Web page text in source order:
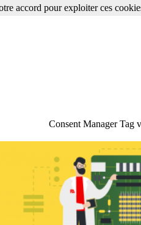
Consent Manager Tag
accord pour exploiter ces